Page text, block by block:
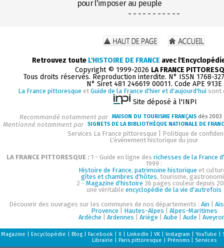
pour l'imposer au peuple
- - - - - - - - - - -
Retrouvez toute L'HISTOIRE DE FRANCE avec
Copyright © 1999-2026 LA FRANCE
Tous droits réservés. Reproduction interdite. N° ISSN 1768-
N° Siret 481 246619 00011. Code APE 913E
La France pittoresque et Guide de la France d'hier et d'aujourd'hui sont
Site déposé à l'INPI
Recommandé notamment par MAISON DU TOURISME FRANÇAIS dès
Mentionné notamment par SIGNETS DE LA BIBLIOTHÈQUE NATIONALE DE
Services La France pittoresque
Politique de
L'événement historique du jour
LA FRANCE PITTORESQUE : 1 - Guide en ligne des richesses de la France
1999 :
Histoire de France, patrimoine historique et
gîtes et chambres d'hôtes, tourisme,
2 - Magazine d'histoire 36 pages couleur depuis
une véritable encyclopédie de la vie d'autrefois
Découvrir des ouvrages sur les communes de nos départements : Ain
Provence
Hautes-Alpes
Alpes-Maritimes
Ardèche
Ardennes Ariège Aube Aude
Magazine Encyclopédie Blog| Facebook| X| LinkedIn VK| Instagram YouTube
Librairie
Paris pittoresque Prénoms| Services